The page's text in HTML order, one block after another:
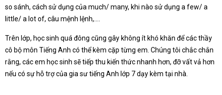
so sánh, cách sử dụng của much/ many, khi nào sử dụng a few/ a
little/ a lot of, câu mệnh lệnh,….
Trên lớp, học sinh quá đông cũng gây không ít khó khăn để các thầy
cô bộ môn Tiếng Anh có thể kèm cặp từng em. Chúng tôi chắc chắn
rằng, các em học sinh sẽ tiếp thu kiến thức nhanh hơn, đỡ vất vả hơn
nếu có sự hỗ trợ của gia sư tiếng Anh lớp 7 dạy kèm tại nhà.